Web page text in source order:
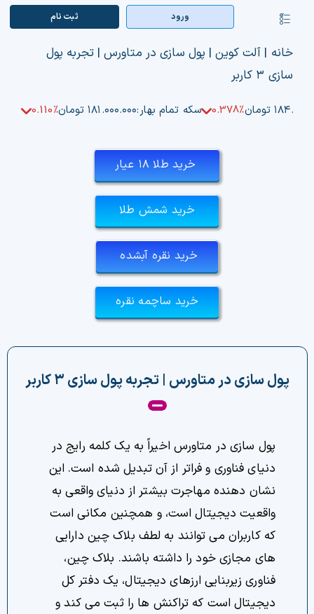
content
کنترلر
صفحه‌بندی
صفحه اصلی
بازار ارزها
تابلوخوانی ارزهای دیجیتال
فیلتر ارزهای دیجیتال
تماس با ما
دسته‌بندی ارزها
شاخص ترس و طمع
خرید تتر ارزان
مشاوره خدمات مالی
ورود ثبت‌ نام
خانه | آلت کوین| پول سازی در متاورس | تجربه پول
سازی ۳ کاربر
تومان 0.378% سکه تمام بهار:۱۸۱.۰۰۰.۰۰۰ تومان 0.110%
خرید طلا ۱۸ عیار
خرید شمش طلا
خرید نقره آبشده
خرید ساچمه نقره
پول سازی در متاورس | تجربه پول سازی ۳ کاربر
پول سازی در متاورس اخیراً به یک کلمه رایج در
دنیای فناوری و فراتر از آن تبدیل شده است. این
نشان دهنده مهاجرت بیشتر از دنیای واقعی به
واقعیت دیجیتال است، و همچنین مکانی است
که کاربران می توانند به لطف بلاک چین دارایی
های مجازی خود را داشته باشند. بلاک چین،
فناوری زیربنایی ارزهای دیجیتال، یک دفتر کل
دیجیتال است که تراکنش ها را ثبت می کند و